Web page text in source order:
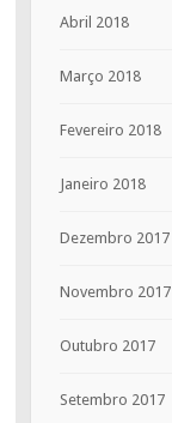
Abril 2018
Março 2018
Fevereiro 2018
Janeiro 2018
Dezembro 2017
Novembro 2017
Outubro 2017
Setembro 2017